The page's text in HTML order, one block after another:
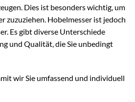
Dies ist besonders wichtig, um
zuzuziehen. Hobelmesser ist jedoch
Es gibt diverse Unterschiede
und Qualität, die Sie unbedingt
wir Sie umfassend und individuell